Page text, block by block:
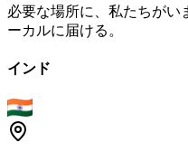
必要な場所に、私たちがい
ーカルに届ける。
インド